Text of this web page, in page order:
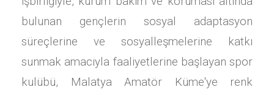
bulunan gençlerin sosyal adaptasyon
süreçlerine ve sosyalleşmelerine katkı
sunmak amacıyla faaliyetlerine başlayan spor
kulübü, Malatya Amatör Küme'ye renk